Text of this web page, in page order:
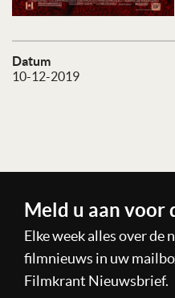
Datum
10-12-2019
Meld u aan voor
Elke week alles over de
filmnieuws in uw
Filmkrant Nieuwsbrief.